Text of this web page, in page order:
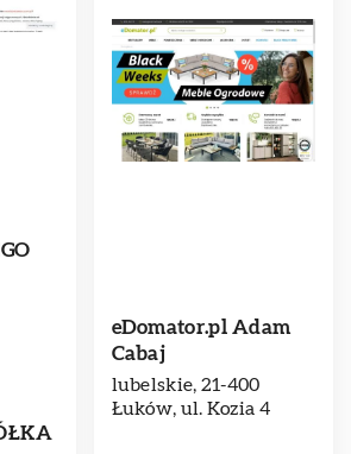
eDomator.pl Adam
Cabaj
lubelskie, 21-400
Łuków, ul. Kozia 4